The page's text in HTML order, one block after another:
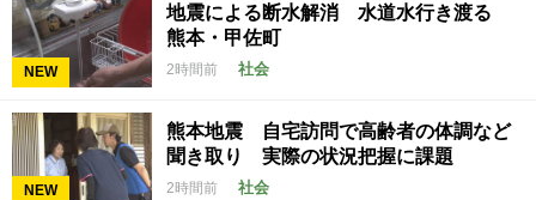
NEW
地震による断水解消 水道水行き渡る
熊本・甲佐町
2時間前 社会
NEW
熊本地震 自宅訪問で高齢者の体調など
聞き取り 実際の状況把握に課題
2時間前 社会